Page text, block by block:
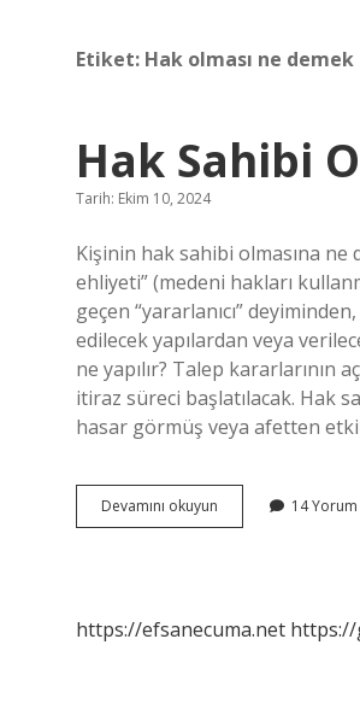
Etiket: Hak olması ne demek
Hak Sahibi
Tarih: Ekim 10, 2024
Kişinin hak sahibi olmasına
ehliyeti” (medeni hakları
geçen “yararlanıcı”
edilecek yapılardan veya
ne yapılır? Talep kararlarının
itiraz süreci başlatılacak. Hak
hasar görmüş veya afetten
Devamını okuyun
Sahibi
14 Yorum
https://efsanecuma.net https://